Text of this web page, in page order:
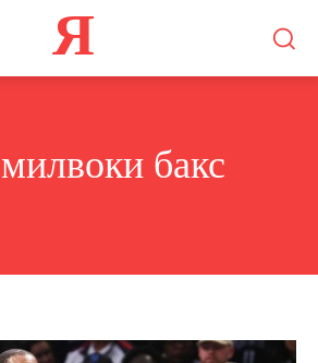
Я
милвоки бакс